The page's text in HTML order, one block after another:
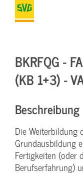
BKRFQG -
(KB 1+3) -
Beschreibung
Die Weiterbildung
Grundausbildung
Fertigkeiten (oder
Berufserfahrung)